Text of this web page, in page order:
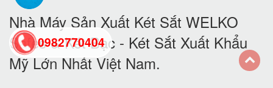
Nhà Máy Sản Xuất Két Sắt WELKO
Safes & Két Bạc - Két Sắt Xuất Khẩu
Mỹ Lớn Nhất Việt Nam.
0982770404